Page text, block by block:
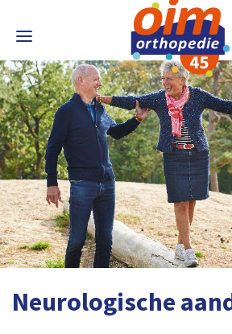
Neurologische